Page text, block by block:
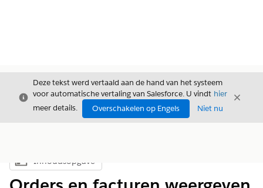
Sluiten
Deze tekst werd vertaald aan de hand van het systeem
voor automatische vertaling van Salesforce. U vindt hier
meer details.
Overschakelen op Engels Niet nu
Sluiten
Inhoudsopgave weergeven
Inhoudsopgave